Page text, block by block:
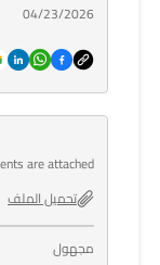
04/23/2026
are attached
تحميل الملف
مجهول